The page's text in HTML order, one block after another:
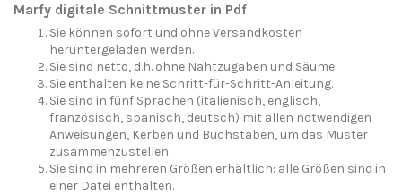
Marfy digitale Schnittmuster in Pdf
Sie können sofort und ohne Versandkosten
heruntergeladen werden.
Sie sind netto, d.h. ohne Nahtzugaben und Säume.
Sie enthalten keine Schritt-für-Schritt-Anleitung.
Sie sind in fünf Sprachen (italienisch, englisch,
französisch, spanisch, deutsch) mit allen notwendigen
Anweisungen, Kerben und Buchstaben, um das Muster
zusammenzustellen.
Sie sind in mehreren Größen erhältlich: alle Größen sind in
einer Datei enthalten.